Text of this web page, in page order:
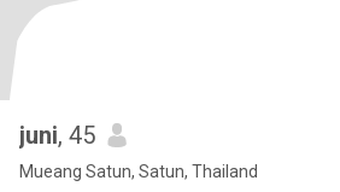
juni, 45
Mueang Satun, Satun, Thailand